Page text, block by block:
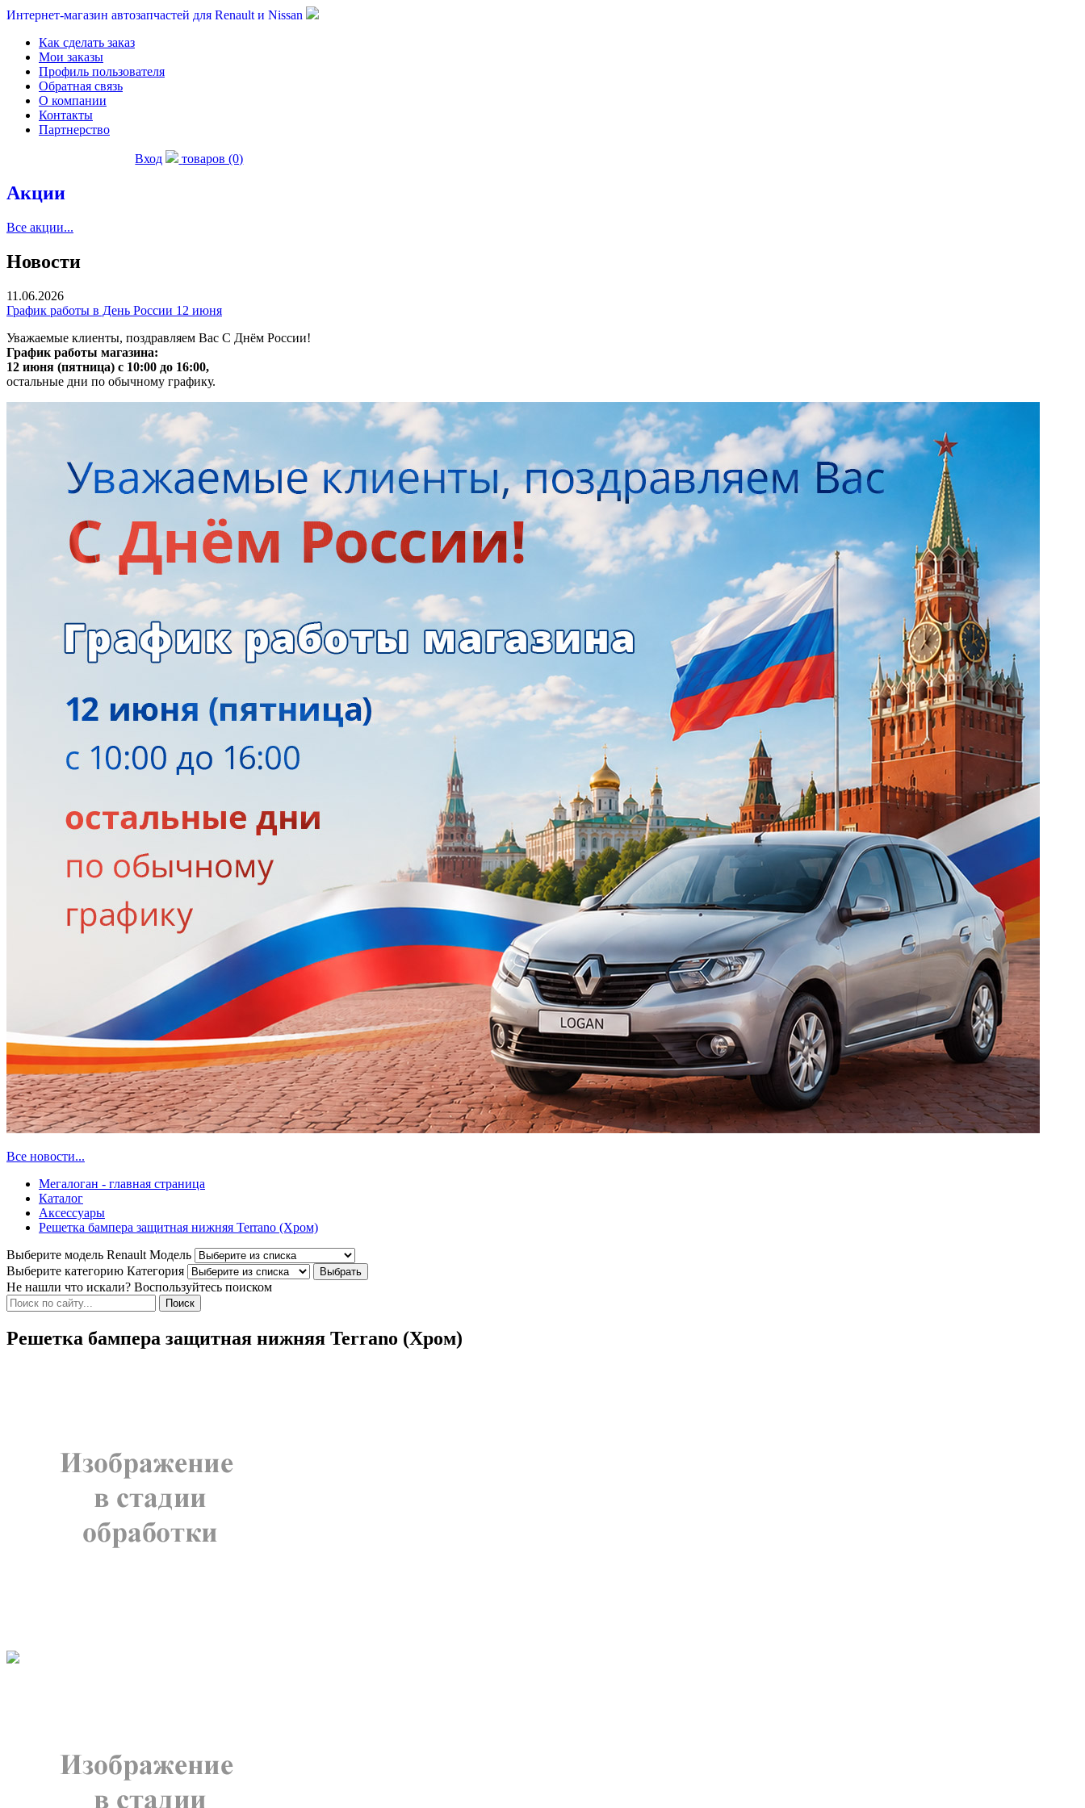
Интернет-магазин автозапчастей для Renault и Nissan
Как сделать заказ
Мои заказы
Профиль пользователя
Обратная связь
О компании
Контакты
Партнерство
Вход товаров (0)
Акции
Все акции...
Новости
11.06.2026
График работы в День России 12 июня
Уважаемые клиенты, поздравляем Вас С Днём России!
График работы магазина:
12 июня (пятница) с 10:00 до 16:00,
остальные дни по обычному графику.
Все новости...
Мегалоган - главная страница
Каталог
Аксессуары
Решетка бампера защитная нижняя Terrano (Хром)
Выберите модель Renault Модель
Выберите категорию Категория
Не нашли что искали? Воспользуйтесь поиском
Решетка бампера защитная нижняя Terrano (Хром)